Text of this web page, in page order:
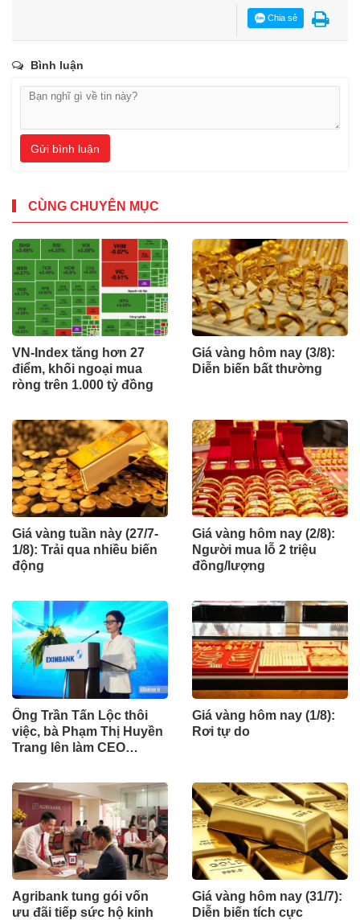
Chia sẻ
Bình luận
Gửi bình luận
CÙNG CHUYÊN MỤC
VN-Index tăng hơn 27
điểm, khối ngoại mua
ròng trên 1.000 tỷ đồng
Giá vàng hôm nay (3/8):
Diễn biến bất thường
Giá vàng tuần này (27/7-
1/8): Trải qua nhiều biến
động
Giá vàng hôm nay (2/8):
Người mua lỗ 2 triệu
đồng/lượng
Ông Trần Tấn Lộc thôi
việc, bà Phạm Thị Huyền
Trang lên làm CEO
Giá vàng hôm nay (1/8):
Rơi tự do
Agribank tung gói vốn
ưu đãi tiếp sức hộ kinh
Giá vàng hôm nay (31/7):
Diễn biến tích cực